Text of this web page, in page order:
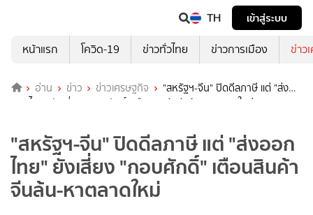
TH
เข้าสู่ระบบ
หน้าแรก
โควิด-19 ข่าวทั่วไทย ข่าวการเมือง ข่าว
อ่าน ข่าว ข่าวเศรษฐกิจ
"สหรัฐฯ-จีน" ปิดดีลภาษี แต่ "ส่ง
ออกไทย" ยังเสี่ยง "กอบศักดิ์" เตือนสินค้าจีนล้น-หาตลาดใหม่
"สหรัฐฯ-จีน" ปิดดีลภาษี แต่ "ส่งออก
ไทย" ยังเสี่ยง "กอบศักดิ์" เตือนสินค้า
จีนล้น-หาตลาดใหม่